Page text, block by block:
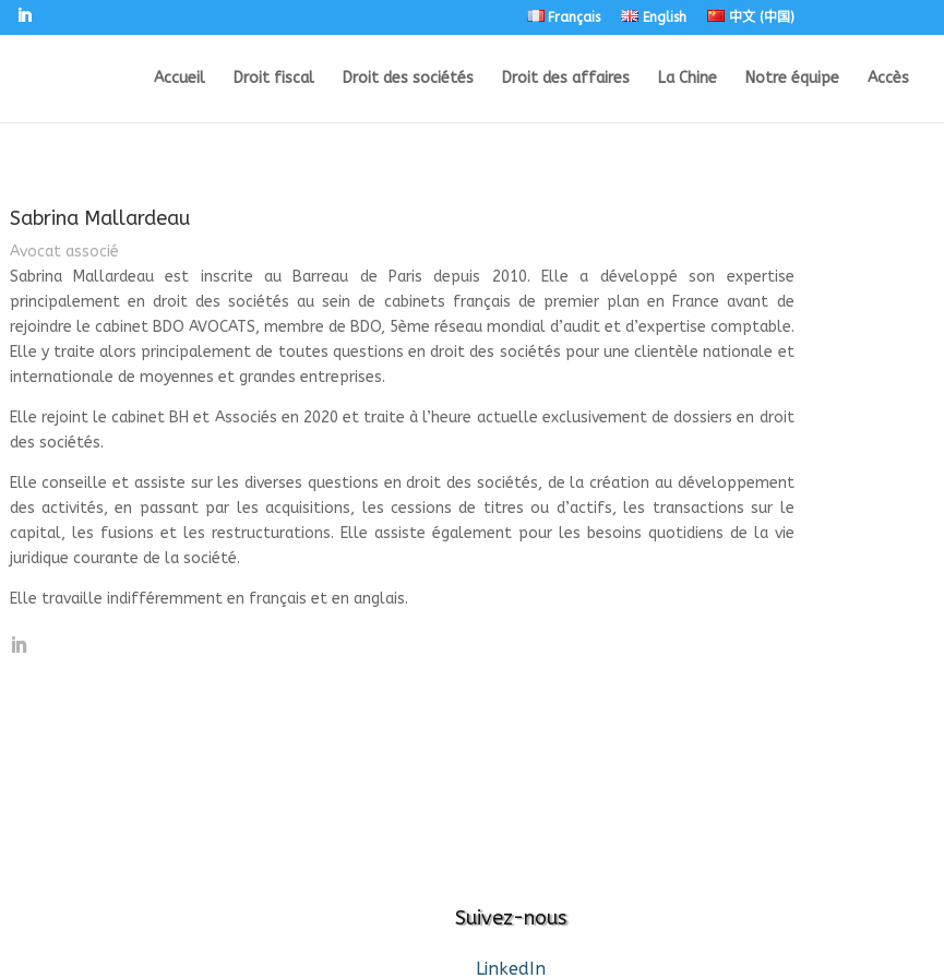
Français English 中文 (中国)
Accueil Droit fiscal Droit des sociétés Droit des affaires La Chine Notre équipe Accès
Sabrina Mallardeau
Avocat associé
Sabrina Mallardeau est inscrite au Barreau de Paris depuis 2010. Elle a développé son expertise
principalement en droit des sociétés au sein de cabinets français de premier plan en France avant de
rejoindre le cabinet BDO AVOCATS, membre de BDO, 5ème réseau mondial d’audit et d’expertise comptable.
Elle y traite alors principalement de toutes questions en droit des sociétés pour une clientèle nationale et
internationale de moyennes et grandes entreprises.
Elle rejoint le cabinet BH et Associés en 2020 et traite à l’heure actuelle exclusivement de dossiers en droit
des sociétés.
Elle conseille et assiste sur les diverses questions en droit des sociétés, de la création au développement
des activités, en passant par les acquisitions, les cessions de titres ou d’actifs, les transactions sur le
capital, les fusions et les restructurations. Elle assiste également pour les besoins quotidiens de la vie
juridique courante de la société.
Elle travaille indifféremment en français et en anglais.
Suivez-nous
LinkedIn